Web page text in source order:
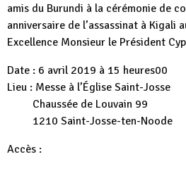
amis du Burundi à la cérémonie de
anniversaire de l’assassinat à Kigali
Excellence Monsieur le Président
Date : 6 avril 2019 à 15 heures00
Lieu : Messe à l’Église Saint-Josse
Chaussée de Louvain 99
1210 Saint-Josse-ten-Noode
Accès :